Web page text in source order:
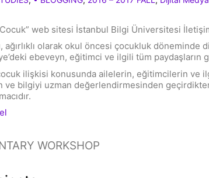
web sitesi İstanbul Bilgi Üniversitesi
ağırlıklı olarak okul öncesi çocukluk
ebeveyn, eğitimci ve ilgili tüm paydaşların
ilişkisi konusunda ailelerin, eğitimcilerin ve
bilgiyi uzman değerlendirmesinden
WORKSHOP